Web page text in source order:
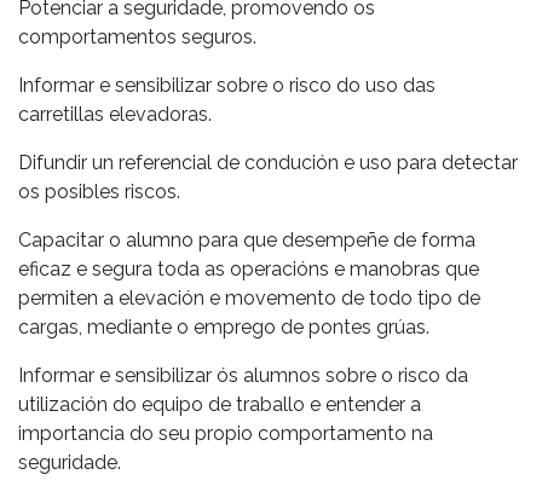
Potenciar a seguridade, promovendo os
comportamentos seguros.
Informar e sensibilizar sobre o risco do uso das
carretillas elevadoras.
Difundir un referencial de condución e uso para detectar
os posibles riscos.
Capacitar o alumno para que desempeñe de forma
eficaz e segura toda as operacións e manobras que
permiten a elevación e movemento de todo tipo de
cargas, mediante o emprego de pontes grúas.
Informar e sensibilizar ós alumnos sobre o risco da
utilización do equipo de traballo e entender a
importancia do seu propio comportamento na
seguridade.